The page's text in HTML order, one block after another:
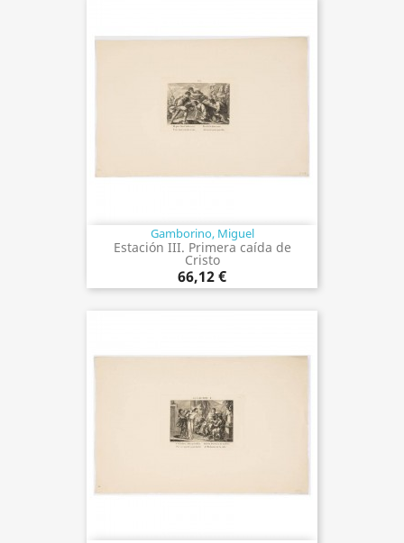
Gamborino, Miguel
Estación III. Primera caída de
Cristo
66,12 €